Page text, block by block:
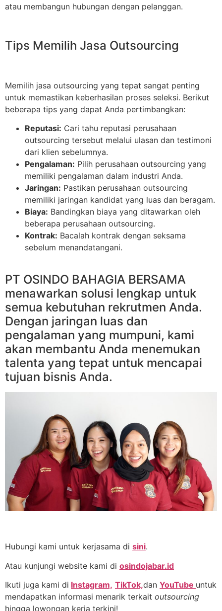
atau membangun hubungan dengan pelanggan.
Tips Memilih Jasa Outsourcing
Memilih jasa outsourcing yang tepat sangat penting
untuk memastikan keberhasilan proses seleksi. Berikut
beberapa tips yang dapat Anda pertimbangkan:
Reputasi: Cari tahu reputasi perusahaan
outsourcing tersebut melalui ulasan dan testimoni
dari klien sebelumnya.
Pengalaman: Pilih perusahaan outsourcing yang
memiliki pengalaman dalam industri Anda.
Jaringan: Pastikan perusahaan outsourcing
memiliki jaringan kandidat yang luas dan beragam.
Biaya: Bandingkan biaya yang ditawarkan oleh
beberapa perusahaan outsourcing.
Kontrak: Bacalah kontrak dengan seksama
sebelum menandatangani.
PT OSINDO BAHAGIA BERSAMA
menawarkan solusi lengkap untuk
semua kebutuhan rekrutmen Anda.
Dengan jaringan luas dan
pengalaman yang mumpuni, kami
akan membantu Anda menemukan
talenta yang tepat untuk mencapai
tujuan bisnis Anda.
Hubungi kami untuk kerjasama di sini.
Atau kunjungi website kami di osindojabar.id
Ikuti juga kami di Instagram, TikTok,dan YouTube untuk
mendapatkan informasi menarik terkait outsourcing
hingga lowongan kerja terkini!